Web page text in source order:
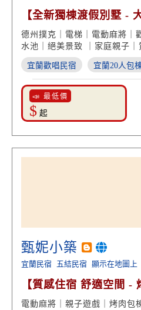
【全新獨棟渡假別墅 -
屬娛樂室】
德州撲克｜電梯｜電動麻將｜
水池｜絕美景致 ｜家庭親子
宜蘭歡唱民宿 宜蘭20人包
📣 最低價
$ 起
甄妮小築
宜蘭民宿 五結民宿 顯示在地圖上
【質感住宿 舒適空間 -
近傳藝】
電動麻將｜親子遊戲｜烤肉包